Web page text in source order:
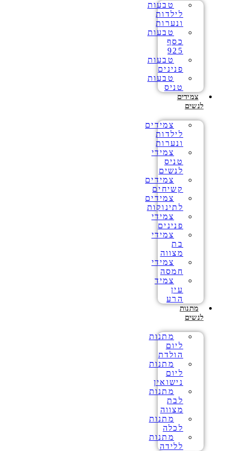
טבעות
לילדות
ונערות
טבעות
כסף
925
טבעות
פנינים
טבעות
טניס
צמידים
לנשים
צמידים
לילדות
ונערות
צמידי
טניס
לנשים
צמידים
קשיחים
צמידים
לתינוקות
צמידי
פנינים
צמידי
בת
מצווה
צמידי
חמסה
צמיד
עין
הרע
מתנות
לנשים
מתנות
ליום
הולדת
מתנות
ליום
נישואין
מתנות
לבת
מצווה
מתנות
לכלה
מתנות
ללידה